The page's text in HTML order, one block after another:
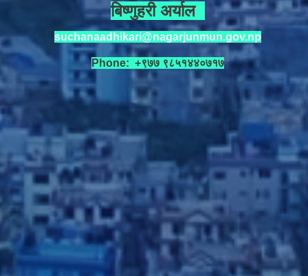
बिष्णुहरी अर्याल
suchanaadhikari@nagarjunmun.gov.np
Phone: +९७७ ९८५१४४०७१७